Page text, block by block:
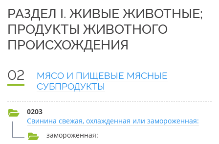
РАЗДЕЛ I. ЖИВЫЕ ЖИВОТНЫЕ;
ПРОДУКТЫ ЖИВОТНОГО
ПРОИСХОЖДЕНИЯ
02
МЯСО И ПИЩЕВЫЕ МЯСНЫЕ
СУБПРОДУКТЫ
0203
Свинина свежая, охлажденная или замороженная:
замороженная: